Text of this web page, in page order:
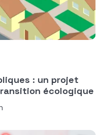
: un projet
écologique